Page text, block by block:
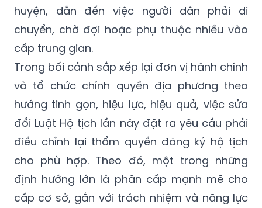
huyện, dẫn đến việc người dân phải di
chuyển, chờ đợi hoặc phụ thuộc nhiều vào
cấp trung gian.
Trong bối cảnh sắp xếp lại đơn vị hành chính
và tổ chức chính quyền địa phương theo
hướng tinh gọn, hiệu lực, hiệu quả, việc sửa
đổi Luật Hộ tịch lần này đặt ra yêu cầu phải
điều chỉnh lại thẩm quyền đăng ký hộ tịch
cho phù hợp. Theo đó, một trong những
định hướng lớn là phân cấp mạnh mẽ cho
cấp cơ sở, gắn với trách nhiệm và năng lực